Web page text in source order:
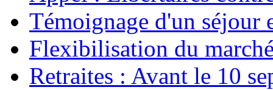
Témoignage d'un séjour
Flexibilisation du
Retraites : Avant le 10